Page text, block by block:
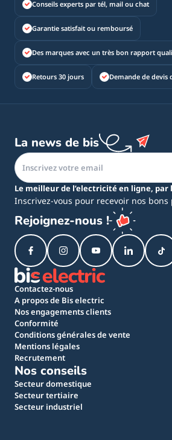
Conseils experts par tél, mail ou chat
Garantie satisfait ou remboursé
Des marques avec un très bon rapport
Retours 30 jours Demande de devis
La news de bis
Le meilleur de l’electricité en ligne, par
Inscrivez-vous pour recevoir nos bons
Rejoignez-nous !
Contactez-nous
A propos de Bis electric
Nos engagements clients
Conformité
Conditions générales de vente
Mentions légales
Recrutement
Nos conseils
Secteur domestique
Secteur tertiaire
Secteur industriel